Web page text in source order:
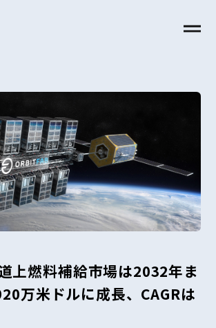
上燃料補給市場は2032年ま
万米ドルに成長、CAGRは